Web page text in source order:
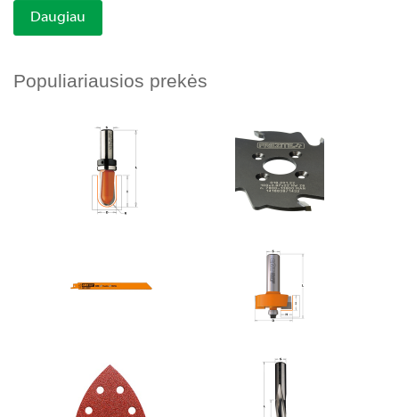
Daugiau
Populiariausios prekės